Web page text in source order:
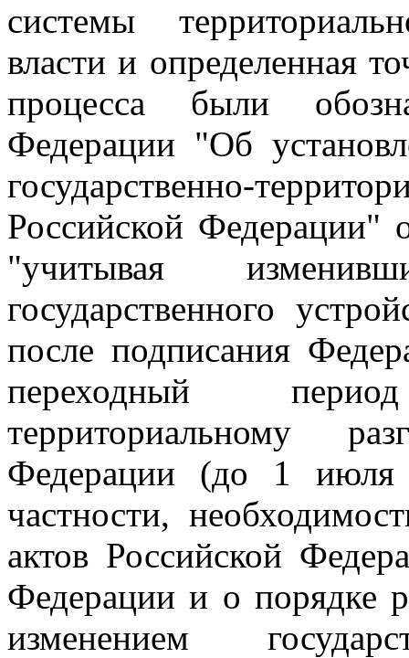
системы
власти и определенная
процесса были
Федерации "Об
государственно-
Российской
"учитывая
государственного
после подписания
переходный
территориальному
Федерации (до 1 июля
частности,
актов Российской
Федерации и о порядке
изменением